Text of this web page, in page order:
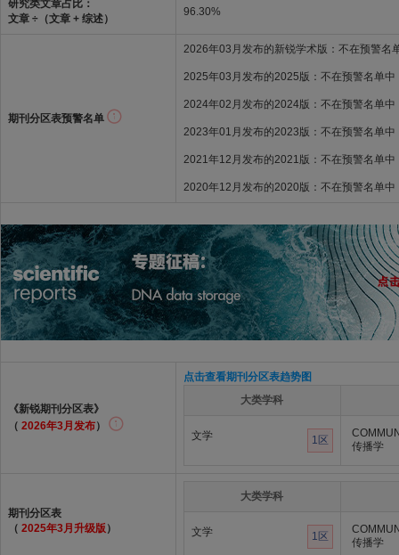
研究类文章占比：
文章 ÷（文章 + 综述）
96.30%
期刊分区表预警名单
2026年03月发布的新锐学术版：不在预警名
2025年03月发布的2025版：不在预警名单中
2024年02月发布的2024版：不在预警名单中
2023年01月发布的2023版：不在预警名单中
2021年12月发布的2021版：不在预警名单中
2020年12月发布的2020版：不在预警名单中
《新锐期刊分区表》
（ 2026年3月发布）
点击查看期刊分区表趋势图
大类学科
文学 1区
传播学
期刊分区表
（ 2025年3月升级版 ）
大类学科
文学 1区
传播学